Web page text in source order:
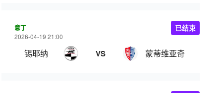
意丁
2026-04-19 21:00
锡耶纳 VS 蒙蒂维亚奇
已结束